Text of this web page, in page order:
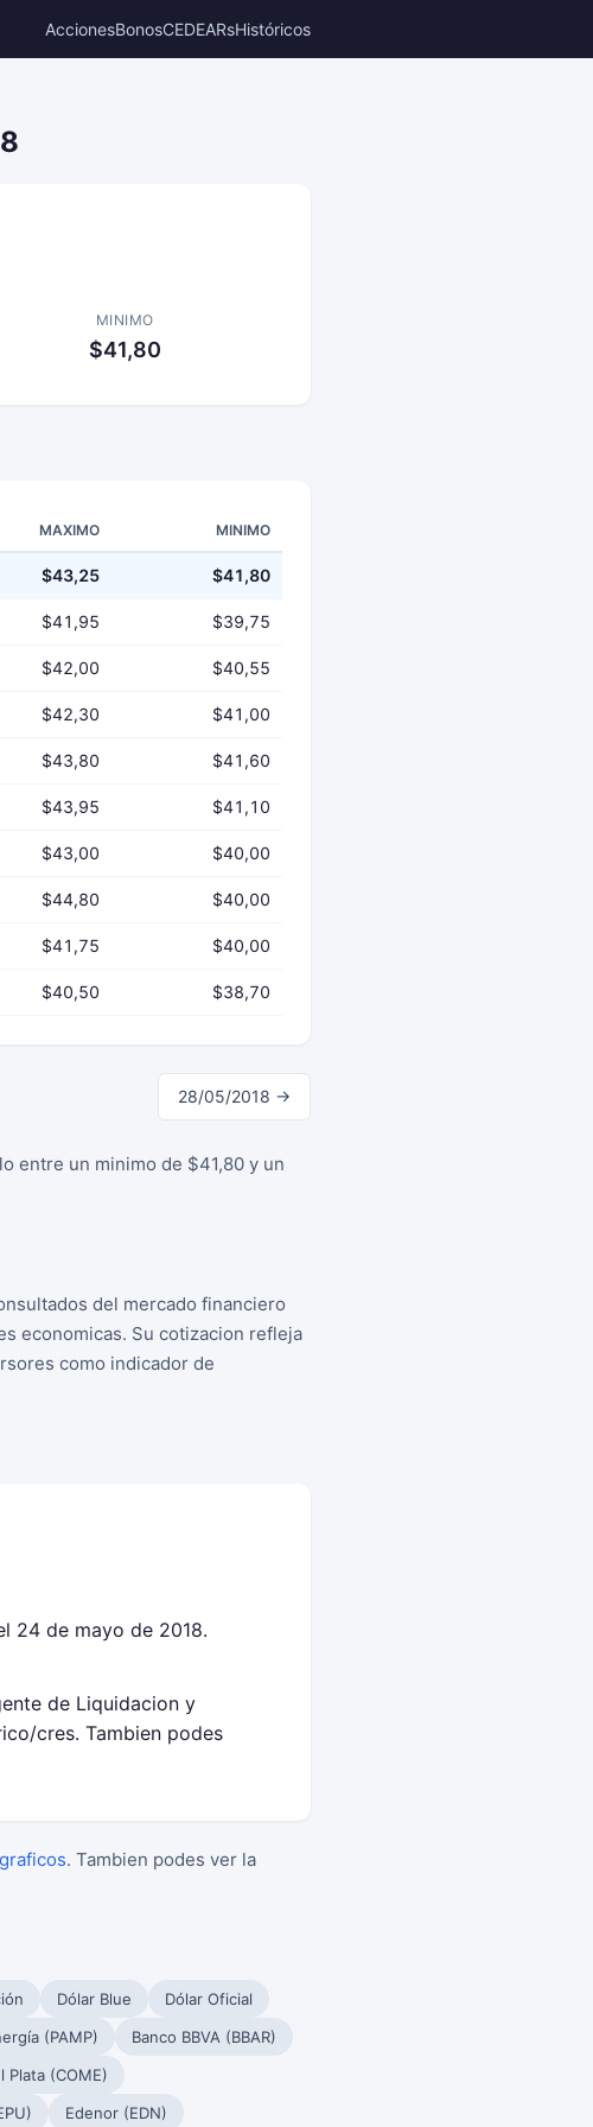
AccionesBonosCEDEARsHistóricos
MINIMO
$41,80
MAXIMO MINIMO
$43,25 $41,80
$41,95 $39,75
$42,00 $40,55
$42,30 $41,00
$43,80 $41,60
$43,95 $41,10
$43,00 $40,00
$44,80 $40,00
$41,75 $40,00
$40,50 $38,70
28/05/2018 →
entre un minimo de $41,80 y un
del mercado financiero
economicas. Su cotizacion refleja
como indicador de
24 de mayo de 2018.
de Liquidacion y
cres. Tambien podes
. Tambien podes ver la
Dólar Blue
Dólar Oficial
(PAMP)
Banco BBVA (BBAR)
Plata (COME)
Edenor (EDN)